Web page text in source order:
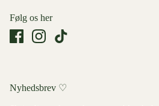
Følg os her
Nyhedsbrev ♡